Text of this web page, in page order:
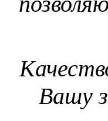
Вашу